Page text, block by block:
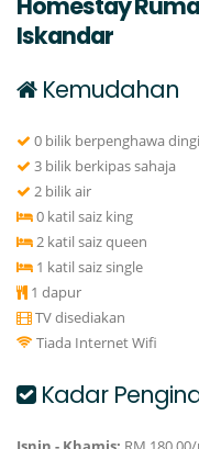
Iskandar
Kemudahan
0 bilik berpenghawa
3 bilik berkipas sahaja
2 bilik air
0 katil saiz king
2 katil saiz queen
1 katil saiz single
1 dapur
TV disediakan
Tiada Internet Wifi
Kadar